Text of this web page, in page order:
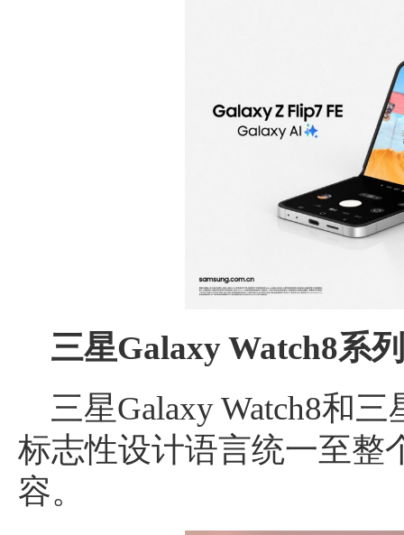
三星Galaxy Watch8系列
三星Galaxy Watch8和三
标志性设计语言统一至整
容。